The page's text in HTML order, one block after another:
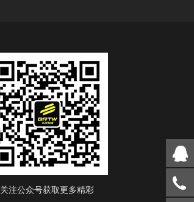
关注公众号获取更多精彩